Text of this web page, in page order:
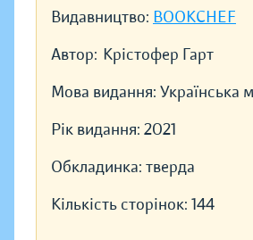
Видавництво: BOOKCHEF
Автор: Крістофер Гарт
Мова видання: Українська
Рік видання: 2021
Обкладинка: тверда
Кількість сторінок: 144